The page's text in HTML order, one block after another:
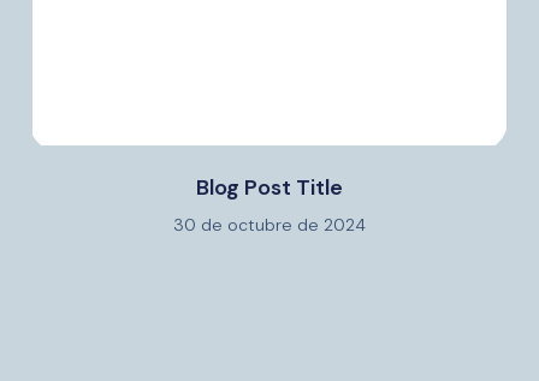
Blog Post Title
30 de octubre de 2024